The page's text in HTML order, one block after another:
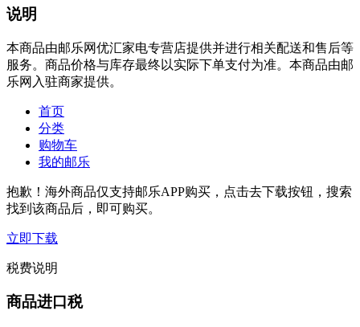
说明
本商品由邮乐网优汇家电专营店提供并进行相关配送和售后等
服务。商品价格与库存最终以实际下单支付为准。本商品由邮
乐网入驻商家提供。
首页
分类
购物车
我的邮乐
抱歉！海外商品仅支持邮乐APP购买，点击去下载按钮，搜索
找到该商品后，即可购买。
立即下载
税费说明
商品进口税